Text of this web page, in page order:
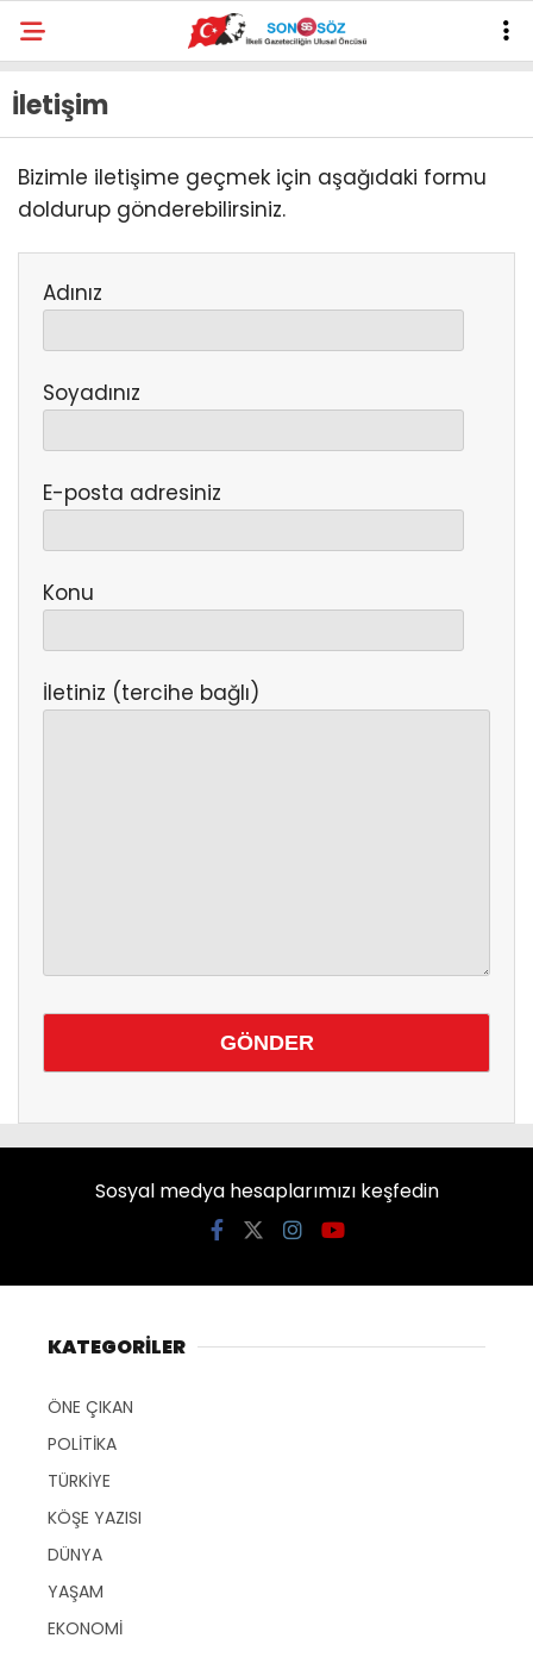
İletişim
Bizimle iletişime geçmek için aşağıdaki formu
doldurup gönderebilirsiniz.
Adınız
Soyadınız
E-posta adresiniz
Konu
İletiniz (tercihe bağlı)
Sosyal medya hesaplarımızı keşfedin
KATEGORİLER
ÖNE ÇIKAN
POLİTİKA
TÜRKİYE
KÖŞE YAZISI
DÜNYA
YAŞAM
EKONOMİ